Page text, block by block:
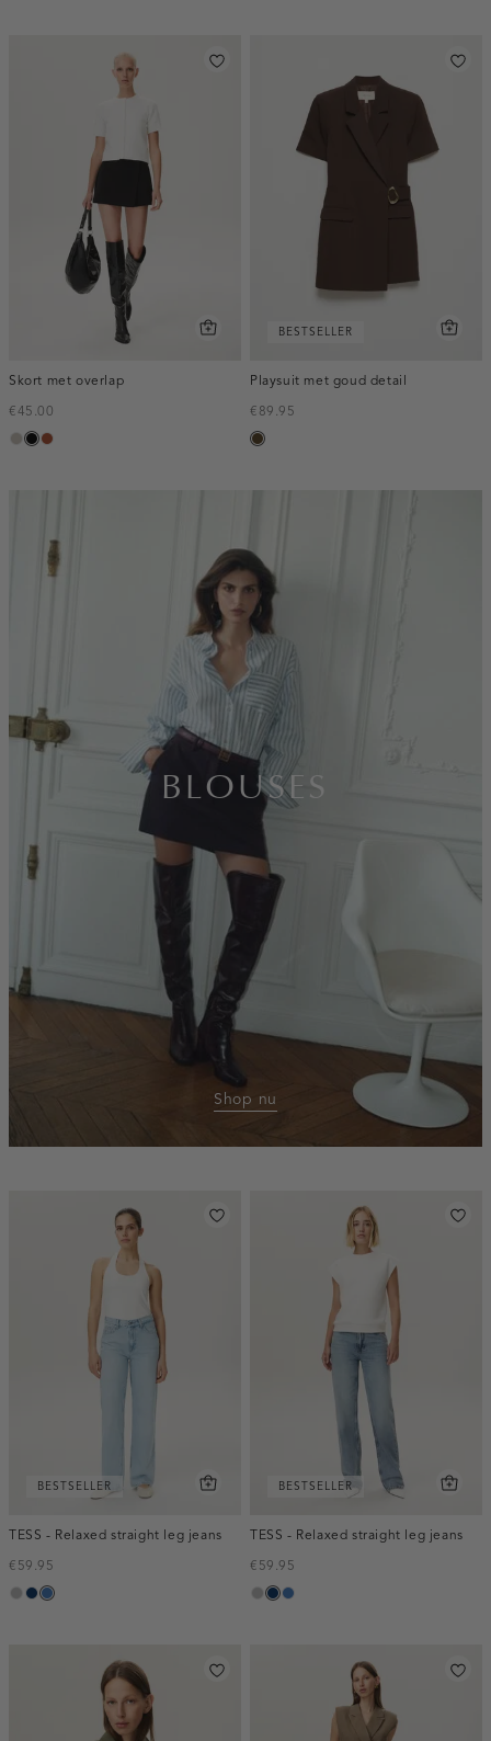
Skort met overlap
€45.00
taupe,
zwartbruin
BESTSELLER
Playsuit met goud detail
€89.95
toffee
BLOUSES
Shop nu
BESTSELLER
TESS - Relaxed straight leg jeans
€59.95
grijs,
blauw,
blauw,
BESTSELLER
TESS - Relaxed straight leg jeans
€59.95
grijs,
blauw,
blauw,